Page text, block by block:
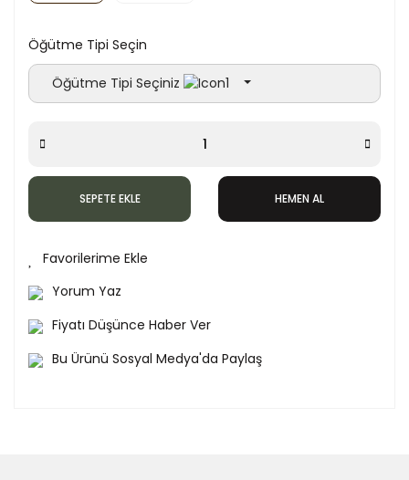
Öğütme Tipi Seçin
Öğütme Tipi Seçiniz
SEPETE EKLE HEMEN AL
Yorum Yaz
Fiyatı Düşünce Haber Ver
Bu Ürünü Sosyal Medya'da Paylaş